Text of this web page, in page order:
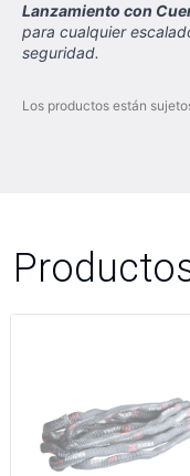
Lanzamiento con
para cualquier
seguridad.
Los productos están